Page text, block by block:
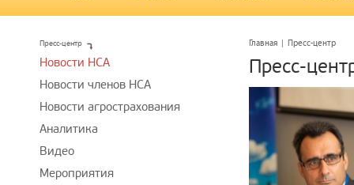
Главная | Пресс-центр
Пресс-
Пресс-центр
Новости НСА
Новости членов НСА
Новости агрострахования
Аналитика
Видео
Мероприятия